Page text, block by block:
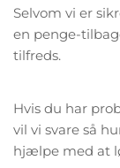
Selvom vi er
en penge-
tilfreds.
Hvis du har
vil vi svare så
hjælpe med at